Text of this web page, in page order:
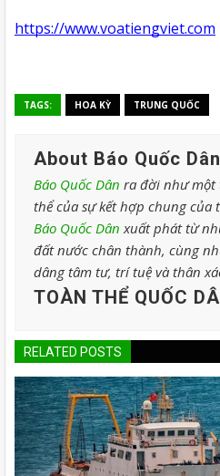
https://www.voatiengviet.com
TAGS: HOA KỲ TRUNG QUỐC
About Báo Quốc Dân
Báo Quốc Dân ra đời như một
thể của sự kết hợp chung của
Báo Quốc Dân xuất phát từ
đất nước chân thành, cùng
dâng tâm tư, trí tuệ và thân
TOÀN THỂ QUỐC
RELATED POSTS